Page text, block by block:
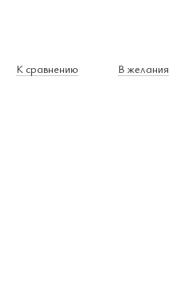
К сравнению В желания